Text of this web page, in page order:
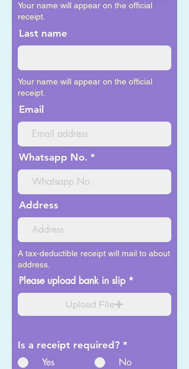
Your name will appear on the official
receipt.
Last name
Your name will appear on the official
receipt.
Email
Whatsapp No.
Address
A tax-deductible receipt will mail to about
address.
Please upload bank in slip
Upload File
Is a receipt required? *
Yes No